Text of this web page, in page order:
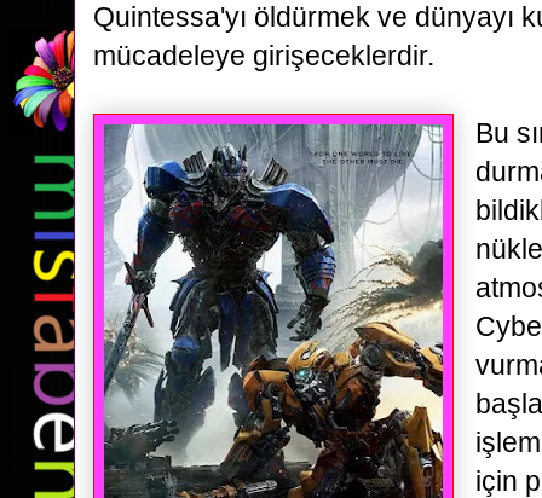
Quintessa'yı öldürmek ve dünyayı
mücadeleye girişeceklerdir.
Bu
için